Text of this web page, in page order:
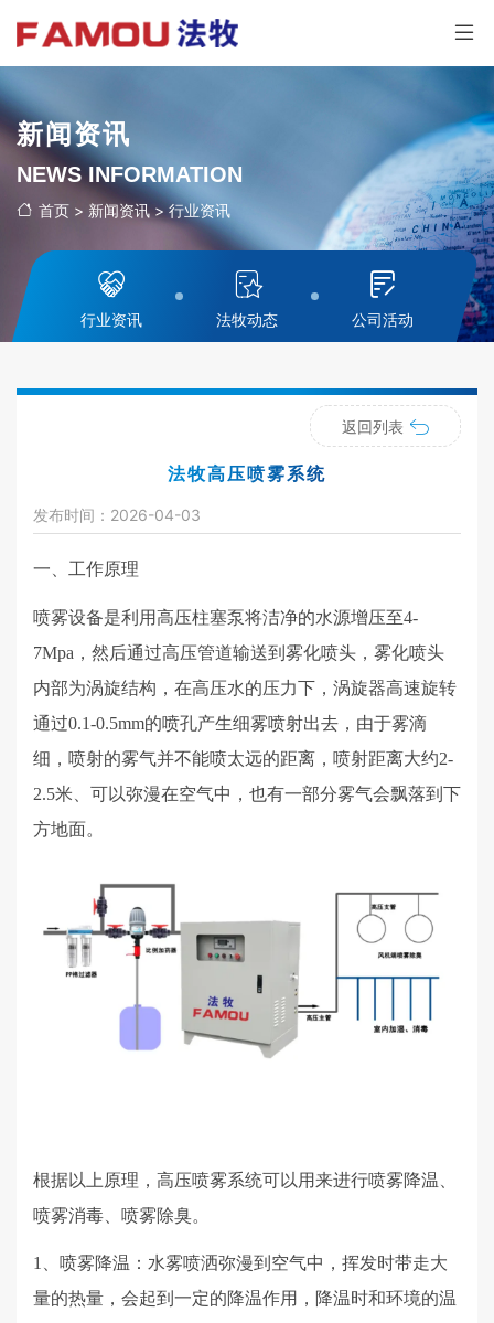
新闻资讯
NEWS INFORMATION
首页 > 新闻资讯>行业资讯
行业资讯 法牧动态 公司活动
法牧高压喷雾系统
返回列表
发布时间：2026-04-03
一、工作原理
喷雾设备是利用高压柱塞泵将洁净的水源增压至4-
7Mpa ，然后通过高压管道输送到雾化喷头，雾化喷头
内部为涡旋结构，在高压水的压力下，涡旋器高速旋转
通过0.1-0.5mm的喷孔产生细雾喷射出去，由于雾滴
细，喷射的雾气并不能喷太远的距离，喷射距离大约2-
2.5米、可以弥漫在空气中，也有一部分雾气会飘落到下
方地面。
根据以上原理，高压喷雾系统可以用来进行喷雾降温、
喷雾消毒、喷雾除臭。
1、喷雾降温：水雾喷洒弥漫到空气中，挥发时带走大
量的热量，会起到一定的降温作用，降温时和环境的温